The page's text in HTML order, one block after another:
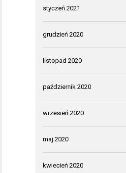
styczeń 2021
grudzień 2020
listopad 2020
październik 2020
wrzesień 2020
maj 2020
kwiecień 2020